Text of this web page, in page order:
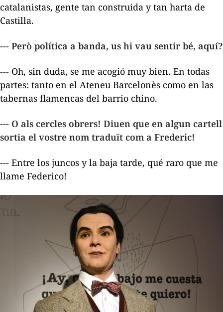
catalanistas, gente tan construida y tan harta de
Castilla.
--- Però política a banda, us hi vau sentir bé, aquí?
--- Oh, sin duda, se me acogió muy bien. En todas
partes: tanto en el Ateneu Barcelonès como en las
tabernas flamencas del barrio chino.
--- O als cercles obrers! Diuen que en algun cartell
sortia el vostre nom traduït com a Frederic!
--- Entre los juncos y la baja tarde, qué raro que me
llame Federico!